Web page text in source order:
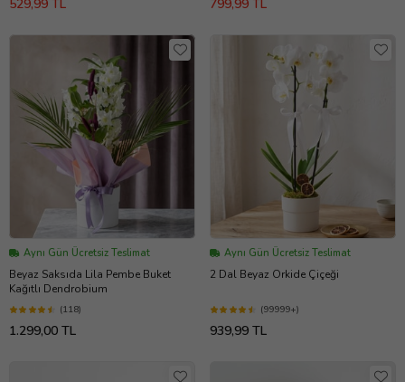
529,99 TL 799,99 TL
Aynı Gün Ücretsiz Teslimat
Beyaz Saksıda Lila Pembe Buket
Kağıtlı Dendrobium
(118)
1.299,00 TL
Aynı Gün Ücretsiz Teslimat
2 Dal Beyaz Orkide Çiçeği
(99999+)
939,99 TL